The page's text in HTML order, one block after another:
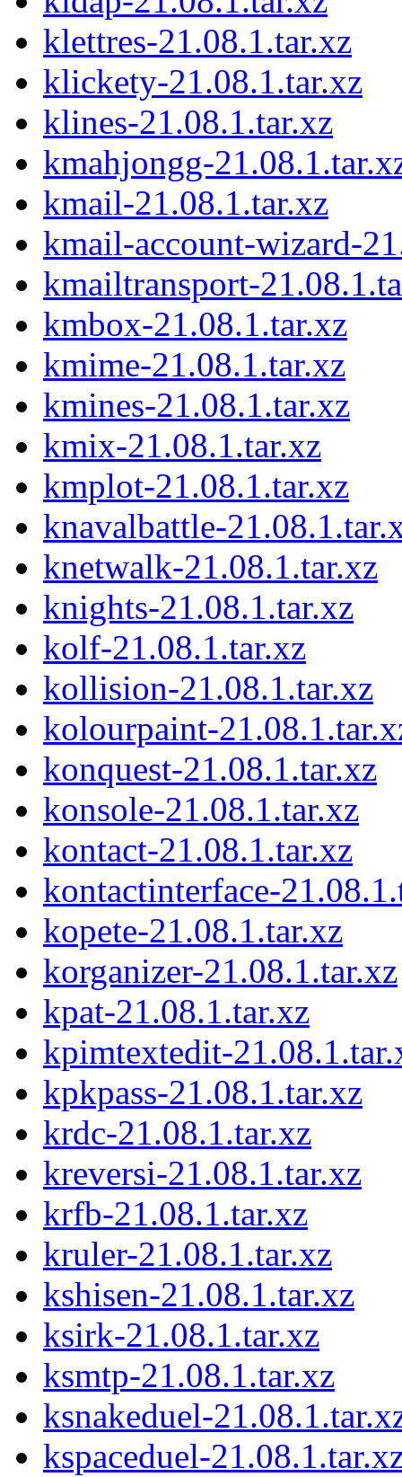
klettres-21.08.1.tar.xz
klickety-21.08.1.tar.xz
klines-21.08.1.tar.xz
kmahjongg-
kmail-21.08.1.tar.xz
kmail-account-wizard-
kmailtransport-
kmbox-21.08.1.tar.xz
kmime-21.08.1.tar.xz
kmines-21.08.1.tar.xz
kmix-21.08.1.tar.xz
kmplot-21.08.1.tar.xz
knavalbattle-
knetwalk-21.08.1.tar.xz
knights-21.08.1.tar.xz
kolf-21.08.1.tar.xz
kollision-21.08.1.tar.xz
kolourpaint-
konquest-21.08.1.tar.xz
konsole-21.08.1.tar.xz
kontact-21.08.1.tar.xz
kontactinterface-
kopete-21.08.1.tar.xz
korganizer-21.08.1.tar.xz
kpat-21.08.1.tar.xz
kpimtextedit-
kpkpass-21.08.1.tar.xz
krdc-21.08.1.tar.xz
kreversi-21.08.1.tar.xz
krfb-21.08.1.tar.xz
kruler-21.08.1.tar.xz
kshisen-21.08.1.tar.xz
ksirk-21.08.1.tar.xz
ksmtp-21.08.1.tar.xz
ksnakeduel-
kspaceduel-